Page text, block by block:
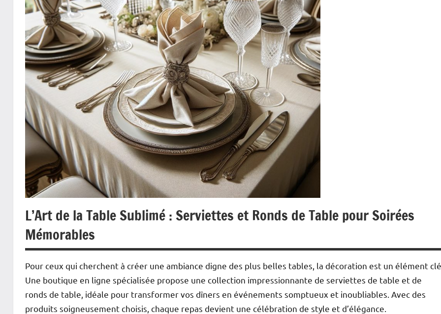
L’Art de la Table Sublimé : Serviettes et Ronds de Table pour Soirées
Mémorables
Pour ceux qui cherchent à créer une ambiance digne des plus belles tables, la décoration est un élément
Une boutique en ligne spécialisée propose une collection impressionnante de serviettes de table et de
ronds de table, idéale pour transformer vos dîners en événements somptueux et inoubliables. Avec des
produits soigneusement choisis, chaque repas devient une célébration de style et d’élégance.